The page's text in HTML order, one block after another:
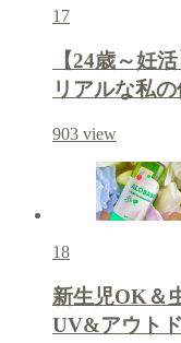
17
【24歳～妊
リアルな私
903 view
18
新生児OK＆
UV&アウト